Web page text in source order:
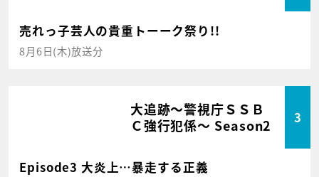
売れっ子芸人の貴重トーーク祭り!!
8月6日(木)放送分
大追跡～警視庁ＳＳＢ
Ｃ強行犯係～ Season2
3
Episode3 大炎上…暴走する正義